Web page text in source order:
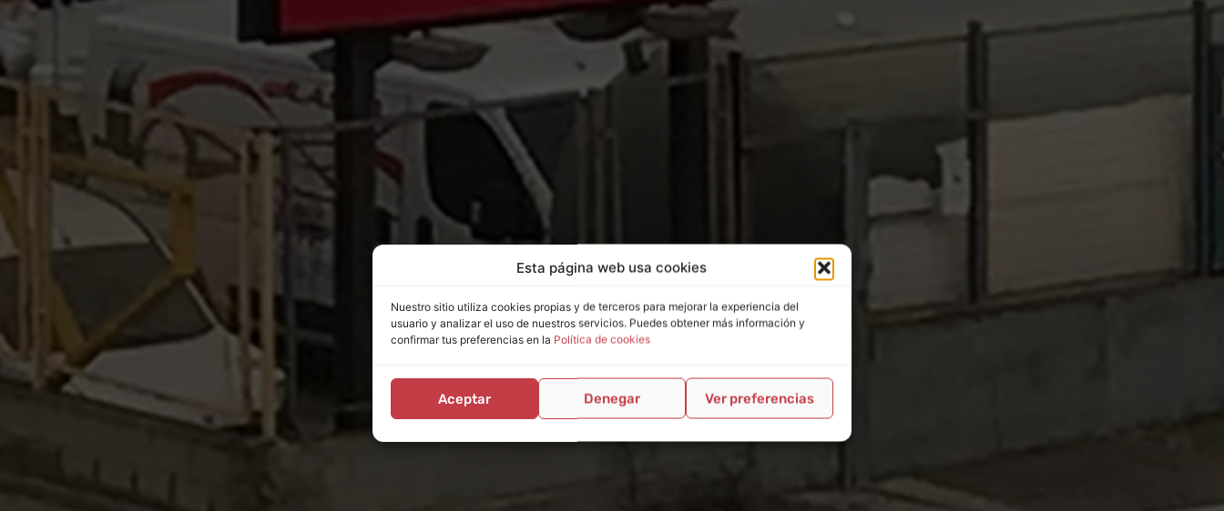
Esta página web usa cookies
Nuestro sitio utiliza cookies propias y de terceros para mejorar la experiencia del
usuario y analizar el uso de nuestros servicios. Puedes obtener más información y
confirmar tus preferencias en la Política de cookies
Aceptar Denegar Ver preferencias